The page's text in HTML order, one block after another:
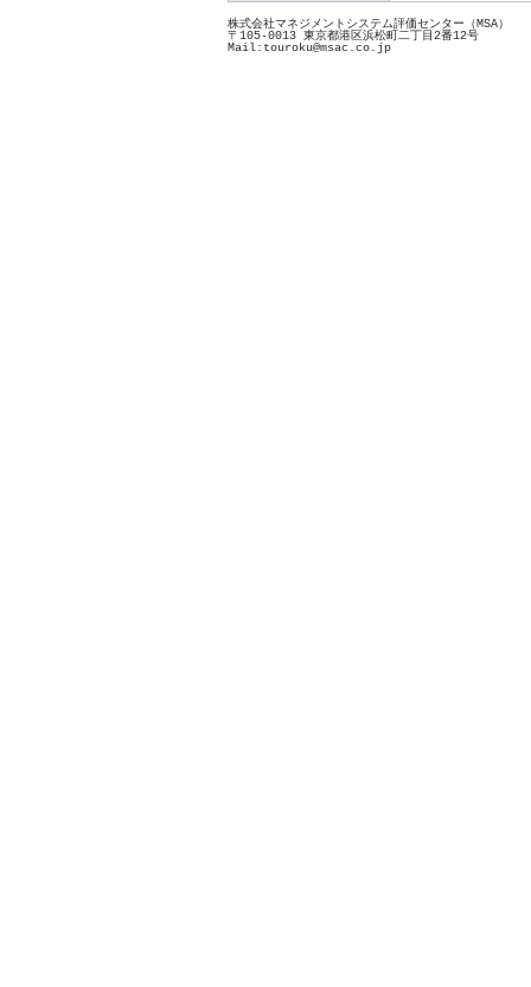
株式会社マネジメントシステム評価センター（MSA）
〒105-0013 東京都港区浜松町二丁目2番12号
Mail:touroku@msac.co.jp